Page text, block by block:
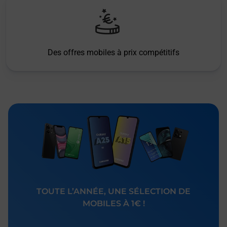
Des offres mobiles à prix compétitifs
TOUTE L’ANNÉE, UNE SÉLECTION DE
MOBILES À 1€ !